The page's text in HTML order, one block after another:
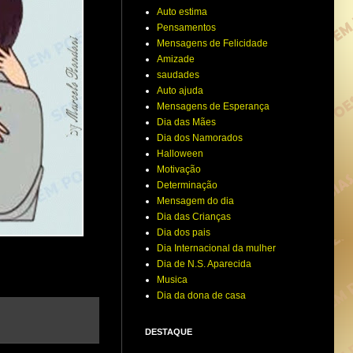
Auto estima
Pensamentos
Mensagens de Felicidade
Amizade
saudades
Auto ajuda
Mensagens de Esperança
Dia das Mães
Dia dos Namorados
Halloween
Motivação
Determinação
Mensagem do dia
Dia das Crianças
Dia dos pais
Dia Internacional da mulher
Dia de N.S. Aparecida
Musica
Dia da dona de casa
DESTAQUE